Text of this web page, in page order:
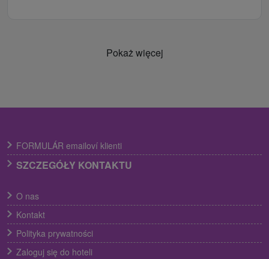
Pokaż więcej
FORMULÁR emailoví klienti
SZCZEGÓŁY KONTAKTU
O nas
Kontakt
Polityka prywatności
Zaloguj się do hoteli